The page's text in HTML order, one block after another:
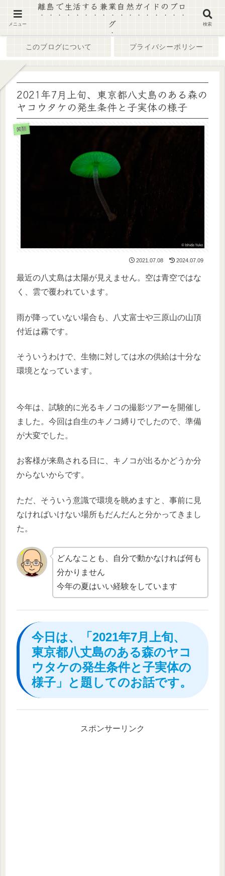
このブログについて プライバシーポリシー
2021年7月上旬、東京都八丈島のある森の
ヤコウタケの発生条件と子実体の様子
菌類
2021.07.08 2024.07.09
最近の八丈島は太陽が見えません。空は青空ではな
く、雲で覆われています。
雨が降っていない場合も、八丈富士や三原山の山頂
付近は霧です。
そういうわけで、生物に対しては水の供給は十分な
環境となっています。
今年は、試験的に光るキノコの撮影ツアーを開催し
ました。今回は自生のキノコ縛りでしたので、準備
が大変でした。
お客様が来島される日に、キノコが出るかどうか分
からないからです。
ただ、そういう意識で環境を眺めますと、事前に見
なければいけない場所もだんだんと分かってきまし
た。
どんなことも、自分で動かなければ何も
分かりません
今年の夏はいい経験をしています
今日は、「2021年7月上旬、
東京都八丈島のある森のヤコ
ウタケの発生条件と子実体の
様子」と題してのお話です。
スポンサーリンク
メニュー
離島で生活する兼業自然ガイドのブロ
グ
検索